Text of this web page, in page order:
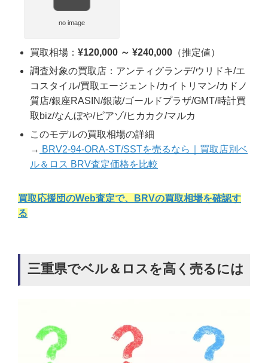
no image
買取相場： ¥120,000 ～ ¥240,000 （推定値）
調査対象の買取店：アンティグランデ/ウリドキ/エ
コスタイル/買取エージェント/カイトリマン/カドノ
質店/銀座RASIN/銀蔵/ゴールドプラザ/GMT/時計買
取biz/なんぼや/ピアゾ/ヒカカク/マルカ
このモデルの買取相場の詳細
→ BRV2-94-ORA-ST/SSTを売るなら｜買取店別ベ
ル＆ロス BRV査定価格を比較
買取応援団のWeb査定で、BRVの買取相場を確認す
る
三重県でベル＆ロスを高く売るには